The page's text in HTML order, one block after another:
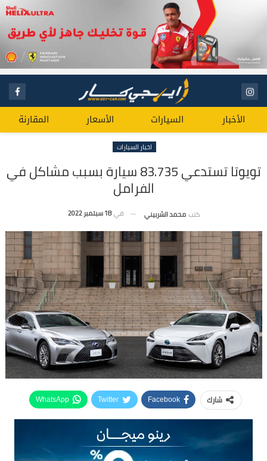
الأخبار السيارات الأسعار المقارنة
اخبار السيارات
تويوتا تستدعي 83.735 سيارة بسبب مشاكل في
الفرامل
كتب محمد الشربيني في 18 سبتمبر 2022
شارك Facebook
Twitter
WhatsApp